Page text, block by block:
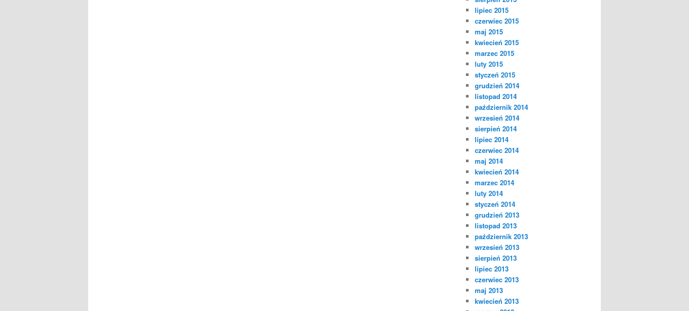
lipiec 2015
czerwiec 2015
maj 2015
kwiecień 2015
marzec 2015
luty 2015
styczeń 2015
grudzień 2014
listopad 2014
październik 2014
wrzesień 2014
sierpień 2014
lipiec 2014
czerwiec 2014
maj 2014
kwiecień 2014
marzec 2014
luty 2014
styczeń 2014
grudzień 2013
listopad 2013
październik 2013
wrzesień 2013
sierpień 2013
lipiec 2013
czerwiec 2013
maj 2013
kwiecień 2013